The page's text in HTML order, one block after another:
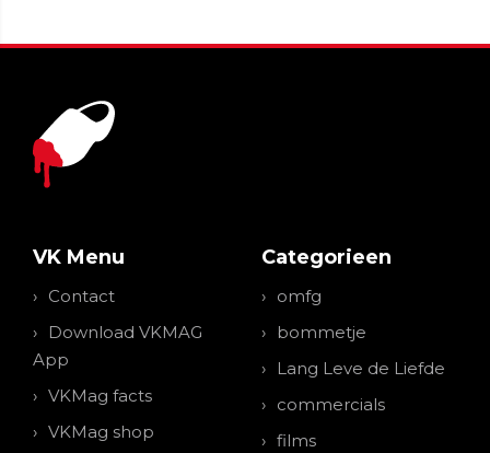
VK Menu
Contact
Download VKMAG
App
VKMag facts
VKMag shop
Categorieen
omfg
bommetje
Lang Leve de Liefde
commercials
films